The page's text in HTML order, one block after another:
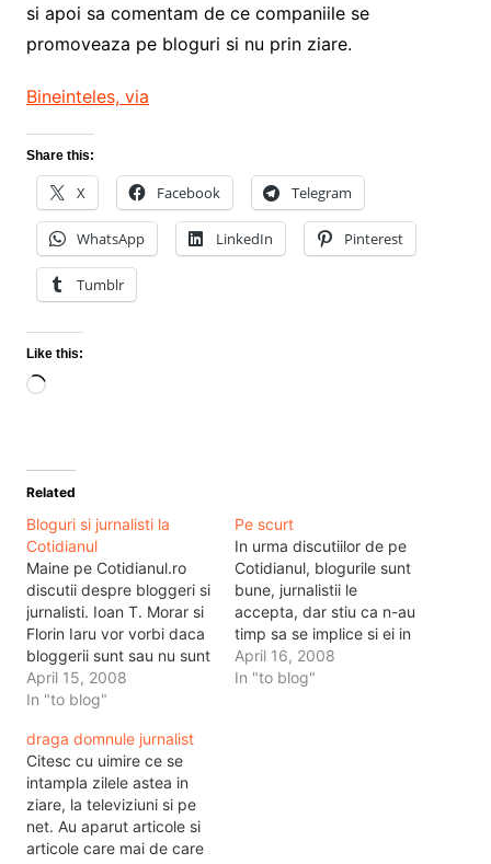
si apoi sa comentam de ce companiile se
promoveaza pe bloguri si nu prin ziare.
Bineinteles, via
Share this:
X Facebook Telegram
WhatsApp LinkedIn Pinterest
Tumblr
Like this:
Loading…
Related
Bloguri si jurnalisti la
Cotidianul
Maine pe Cotidianul.ro
discutii despre bloggeri si
jurnalisti. Ioan T. Morar si
Florin Iaru vor vorbi daca
bloggerii sunt sau nu sunt
jurnalisti si cam ce e ala
blog. Pe langa acestia va
calitate de special guest
;) Discutiile in pagina de
polemici, de la…
April 15, 2008
In "to blog"
Pe scurt
In urma discutiilor de pe
Cotidianul, blogurile sunt
bune, jurnalistii le
accepta, dar stiu ca n-au
timp sa se implice si ei in
aceeasi treaba. In alta
ordine de idei, Tolo e un
April 16, 2008
In "to blog"
draga domnule jurnalist
Citesc cu uimire ce se
intampla zilele astea in
ziare, la televiziuni si pe
net. Au aparut articole si
articole care mai de care